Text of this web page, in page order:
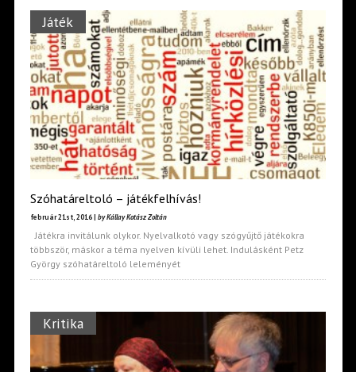
Játék
Szóhatáreltoló – játékfelhívás!
február 21st, 2016 | by Kállay Kotász Zoltán
Játékra invitálunk olykor. Nyelvalkotó vagy szógyűjtő játékokra
többször, máskor a téma nyelven kívüli lehet. Indulásként Petz
György szóhatáreltoló leleményét
Kritika